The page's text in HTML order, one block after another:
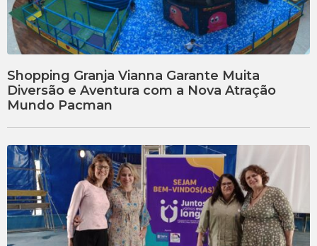
Shopping Granja Vianna Garante Muita
Diversão e Aventura com a Nova Atração
Mundo Pacman